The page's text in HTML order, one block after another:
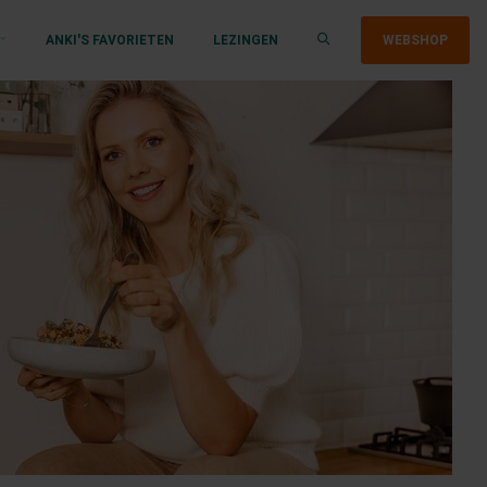
ANKI'S FAVORIETEN LEZINGEN WEBSHOP